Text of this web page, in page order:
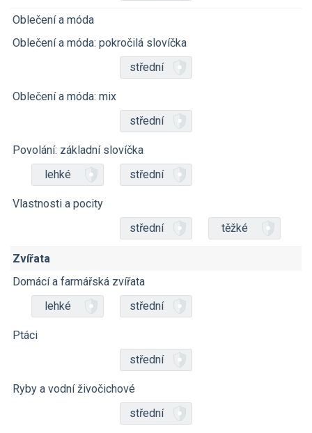
Oblečení a móda
Oblečení a móda: pokročilá slovíčka
střední
Oblečení a móda: mix
střední
Povolání: základní slovíčka
lehké
střední
Vlastnosti a pocity
střední
těžké
Zvířata
Domácí a farmářská zvířata
lehké
střední
Ptáci
střední
Ryby a vodní živočichové
střední